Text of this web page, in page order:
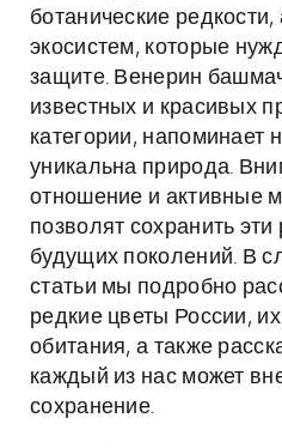
ботанические
экосистем, которые
защите. Венерин
известных и красивых
категории, напоминает
уникальна природа.
отношение и активные
позволят сохранить
будущих поколений. В
статьи мы подробно
редкие цветы России,
обитания, а также
каждый из нас может
сохранение.